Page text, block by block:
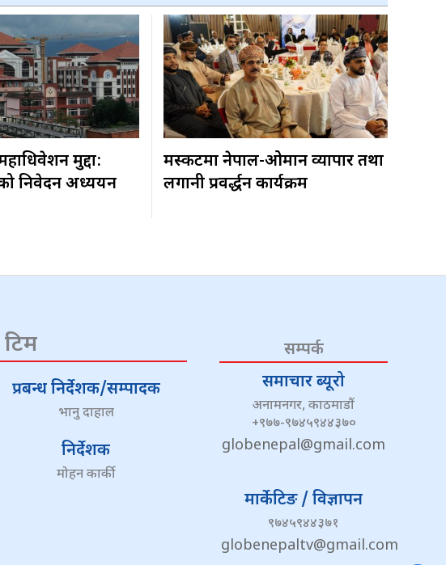
मुद्दा:
निवेदन अध्ययन
मस्कटमा नेपाल-ओमान व्यापार तथा
लगानी प्रवर्द्धन कार्यक्रम
प्रबन्ध निर्देशक/सम्पादक
भानु दाहाल
निर्देशक
मोहन कार्की
सम्पर्क
समाचार ब्यूरो
अनामनगर, काठमाडौं
+९७७-९७४५९४४३७०
globenepal@gmail.com
मार्केटिङ / विज्ञापन
९७४५९४४३७१
globenepaltv@gmail.com